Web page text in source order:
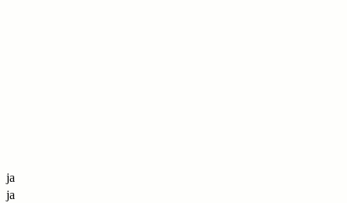
ja
ja